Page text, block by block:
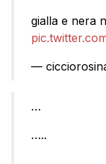
gialla e nera
—
…
…..